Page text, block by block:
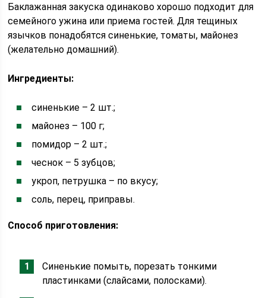
Баклажанная закуска одинаково хорошо подходит для
семейного ужина или приема гостей. Для тещиных
язычков понадобятся синенькие, томаты, майонез
(желательно домашний).
Ингредиенты:
синенькие – 2 шт.;
майонез – 100 г;
помидор – 2 шт.;
чеснок – 5 зубцов;
укроп, петрушка – по вкусу;
соль, перец, приправы.
Способ приготовления:
Синенькие помыть, порезать тонкими
пластинками (слайсами, полосками).